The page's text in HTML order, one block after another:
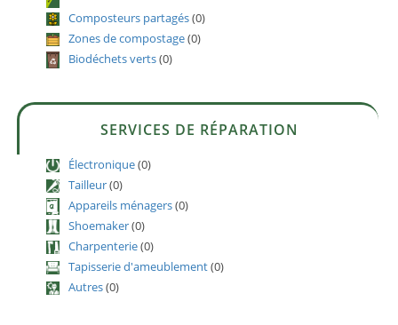
Composteurs partagés(0)
Zones de compostage(0)
Biodéchets verts(0)
SERVICES DE RÉPARATION
Électronique(0)
Tailleur(0)
Appareils ménagers(0)
Shoemaker(0)
Charpenterie(0)
Tapisserie d'ameublement(0)
Autres(0)